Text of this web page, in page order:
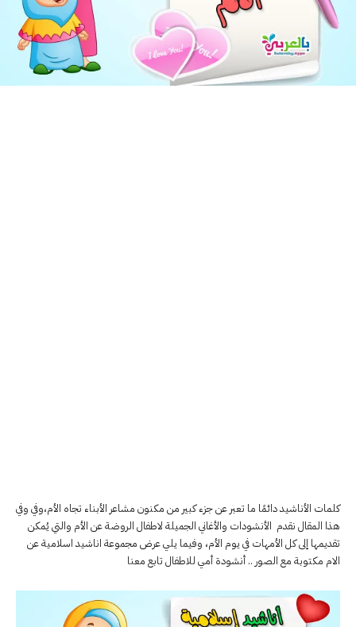
كلمات الأناشيد دائمًا ما تعبر عن جزء كبير من مكنون مشاعر الأبناء تجاه الأم،وفي وفي
هذا المقال نقدم الأنشودات والأغاني الجميلة لاطفال الروضة عن الأم والتي يُمكن
تقديمها إلى كل الأمهات في يوم الأم، وفيما يلي عرض مجموعة اناشيد اسلامية عن
الام مكتوبة مع الصور .. أنشودة أمي للاطفال تابع معنا